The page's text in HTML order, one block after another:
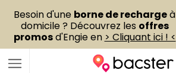
Besoin d'une borne de rechargeà
domicile ? Découvrez les offres
promosd'Engie en > Cliquant ici ! <